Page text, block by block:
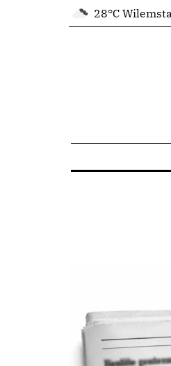
28°C